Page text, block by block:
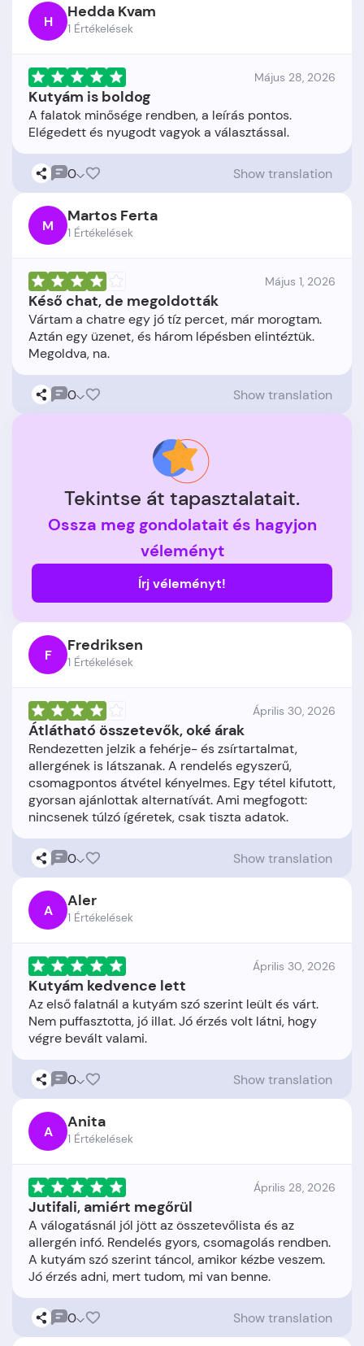
H Hedda Kvam
1 Értékelések
Május 28, 2026
Kutyám is boldog
A falatok minősége rendben, a leírás pontos.
0 Show translation
M Martos Ferta
1 Értékelések
Május 1, 2026
Késő chat, de megoldották
Vártam a chatre egy jó tíz percet, már morogtam.
Aztán egy üzenet, és három lépésben elintéztük.
0 Show translation
Tekintse át tapasztalatait.
Ossza meg gondolatait és hagyjon
véleményt
Írj véleményt!
F Fredriksen
1 Értékelések
Április 30, 2026
Átlátható összetevők, oké árak
Rendezetten jelzik a fehérje- és zsírtartalmat,
allergének is látszanak. A rendelés egyszerű,
csomagpontos átvétel kényelmes. Egy tétel kifutott,
gyorsan ajánlottak alternatívát. Ami megfogott:
0 Show translation
A Aler
1 Értékelések
Április 30, 2026
Kutyám kedvence lett
Az első falatnál a kutyám szó szerint leült és várt.
Nem puffasztotta, jó illat. Jó érzés volt látni, hogy
0 Show translation
A Anita
1 Értékelések
Április 28, 2026
Jutifali, amiért megőrül
A válogatásnál jól jött az összetevőlista és az
allergén infó. Rendelés gyors, csomagolás rendben.
A kutyám szó szerint táncol, amikor kézbe veszem.
0 Show translation